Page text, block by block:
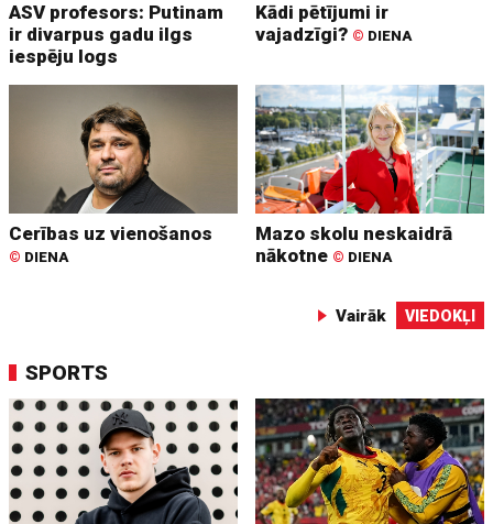
ASV profesors: Putinam
ir divarpus gadu ilgs
iespēju logs
Kādi pētījumi ir
vajadzīgi? © DIENA
Cerības uz vienošanos
© DIENA
Mazo skolu neskaidrā
nākotne © DIENA
Vairāk VIEDOKĻI
SPORTS